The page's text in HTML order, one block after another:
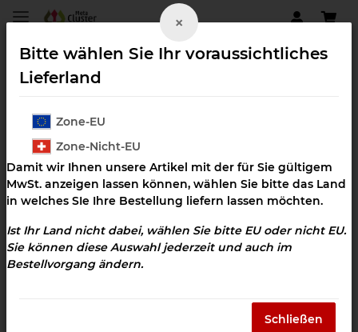
Klangcluster Downloads
Schwangerschaft
Filter und Sortierung
Artikel 1 - 8 von 8
×
Bitte wählen Sie Ihr voraussichtliches
Lieferland
Zone-EU
Zone-Nicht-EU
Damit wir Ihnen unsere Artikel mit der für Sie gültigem
MwSt. anzeigen lassen können, wählen Sie bitte das Land
in welches SIe Ihre Bestellung liefern lassen möchten.
Ist Ihr Land nicht dabei, wählen Sie bitte EU oder nicht EU.
Sie können diese Auswahl jederzeit und auch im
Bestellvorgang ändern.
Schließen